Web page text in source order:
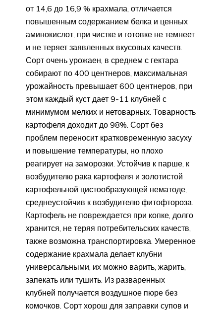
от 14,6 до 16,9 % крахмала, отличается
повышенным содержанием белка и ценных
аминокислот, при чистке и готовке не темнеет
и не теряет заявленных вкусовых качеств.
Сорт очень урожаен, в среднем с гектара
собирают по 400 центнеров, максимальная
урожайность превышает 600 центнеров, при
этом каждый куст дает 9-11 клубней с
минимумом мелких и нетоварных. Товарность
картофеля доходит до 98%. Сорт без
проблем переносит кратковременную засуху
и повышение температуры, но плохо
реагирует на заморозки. Устойчив к парше, к
возбудителю рака картофеля и золотистой
картофельной цистообразующей нематоде,
среднеустойчив к возбудителю фитофтороза.
Картофель не повреждается при копке, долго
хранится, не теряя потребительских качеств,
также возможна транспортировка. Умеренное
содержание крахмала делает клубни
универсальными, их можно варить, жарить,
запекать или тушить. Из разваренных
клубней получается воздушное пюре без
комочков. Сорт хорош для заправки супов и